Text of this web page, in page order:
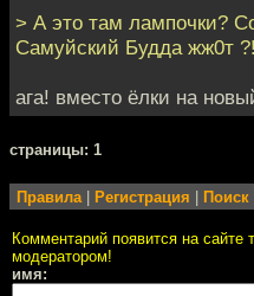
> А это там лампочки?
Самуйский Будда жж0т ?!
ага! вместо ёлки на
cтраницы: 1
Правила Регистрация Поиск
Комментарий появится на сайте
модератором!
имя: